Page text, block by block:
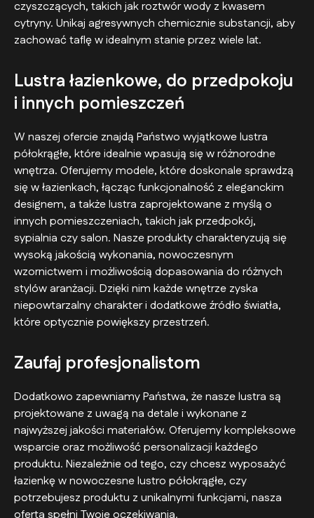
czyszczących, takich jak roztwór wody z kwasem
cytryny. Unikaj agresywnych chemicznie substancji, aby
zachować taflę w idealnym stanie przez wiele lat.
Lustra łazienkowe, do przedpokoju
i innych pomieszczeń
W naszej ofercie znajdą Państwo wyjątkowe lustra
półokrągłe, które idealnie wpasują się w różnorodne
wnętrza. Oferujemy modele, które doskonale sprawdzą
się w łazienkach, łącząc funkcjonalność z eleganckim
designem, a także lustra zaprojektowane z myślą o
innych pomieszczeniach, takich jak przedpokój,
sypialnia czy salon. Nasze produkty charakteryzują się
wysoką jakością wykonania, nowoczesnym
wzornictwem i możliwością dopasowania do różnych
stylów aranżacji. Dzięki nim każde wnętrze zyska
niepowtarzalny charakter i dodatkowe źródło światła,
które optycznie powiększy przestrzeń.
Zaufaj profesjonalistom
Dodatkowo zapewniamy Państwa, że nasze lustra są
projektowane z uwagą na detale i wykonane z
najwyższej jakości materiałów. Oferujemy kompleksowe
wsparcie oraz możliwość personalizacji każdego
produktu. Niezależnie od tego, czy chcesz wyposażyć
łazienkę w nowoczesne lustro półokrągłe, czy
potrzebujesz produktu z unikalnymi funkcjami, nasza